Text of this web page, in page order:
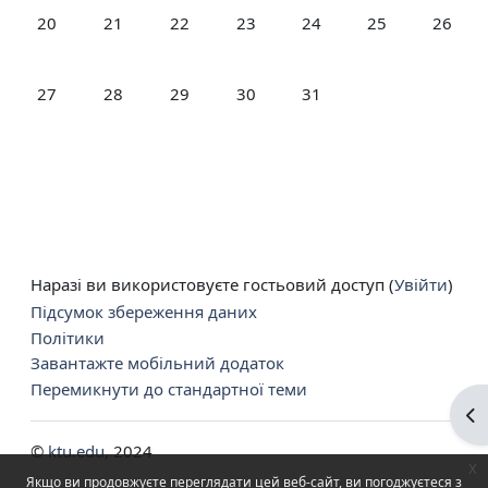
Якщо ви продовжуєте переглядати цей веб-сайт, ви погоджуєтеся з
Немає подій, понеділок, 20 липня
20 Немає подій, вівторок, 21 липня
21 Немає подій, середу, 22 липня
22 Немає подій, четвер, 23 липня
23 Немає подій,
24 Немає подій,
25 Немає
26
Немає подій, понеділок, 27 липня
27 Немає подій, вівторок, 28 липня
28 Немає подій, середу, 29 липня
29 Немає подій, четвер, 30 липня
30 Немає подій,
31
Наразі ви використовуєте гостьовий доступ (Увійти)
Підсумок збереження даних
Політики
Завантажте мобільний додаток
Перемикнути до стандартної теми
©ktu.edu, 2024